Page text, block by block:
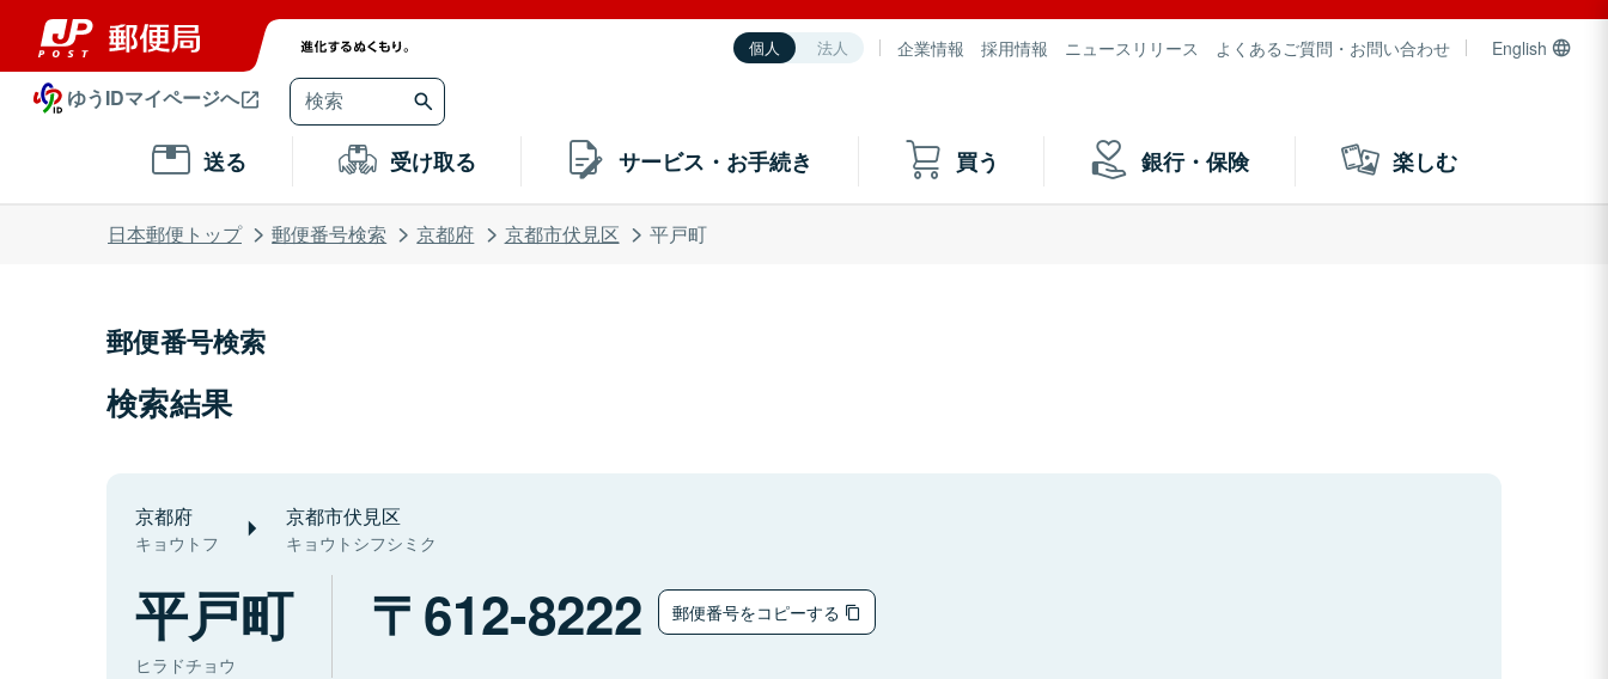
個人 法人 企業情報 採用情報 ニュースリリース よくあるご質問・お問い合わせ English
ゆうIDマイページへ
送る 受け取る サービス・お手続き 買う 銀行・保険 楽しむ
日本郵便トップ 郵便番号検索 京都府 京都市伏見区 平戸町
郵便番号検索
検索結果
京都府
キョウトフ
京都市伏見区
キョウトシフシミク
平戸町
ヒラドチョウ
612-8222 郵便番号をコピーする